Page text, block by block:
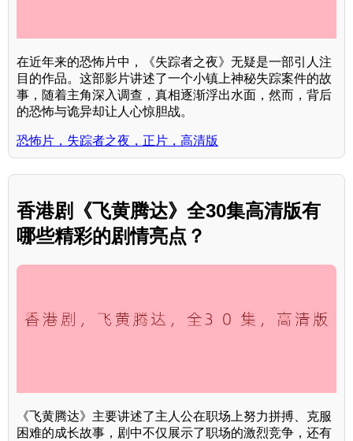
在近年来的恐怖片中，《失踪者之夜》无疑是一部引人注
目的作品。这部影片讲述了一个小镇上神秘失踪案件的故
事，随着主角深入调查，真相逐渐浮出水面，然而，背后
的恐怖与诡异却让人心惊胆战。
恐怖片，失踪者之夜，正片，高清版
香港剧《飞黄腾达》全30集高清版有
哪些精彩的剧情亮点？
《飞黄腾达》主要讲述了主人公在职场上努力拼搏、克服
困难的成长故事，剧中不仅展示了职场的激烈竞争，还有